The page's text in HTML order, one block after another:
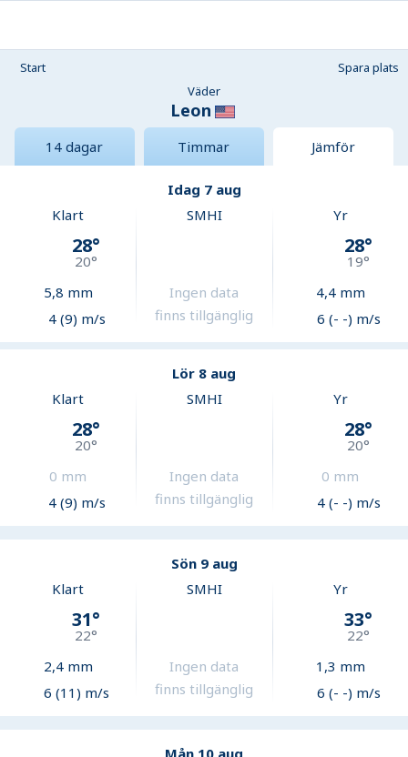
Start
Spara plats
Väder
Leon
14 dagar Timmar Jämför
Idag 7 aug
Klart
28°
20°
5,8 mm
4 (9) m/s
SMHI
Ingen data
finns tillgänglig
Yr
28°
19°
4,4mm
6 (- -) m/s
Lör 8 aug
Klart
28°
20°
0 mm
4 (9) m/s
SMHI
Ingen data
finns tillgänglig
Yr
28°
20°
0 mm
4 (- -) m/s
Sön 9 aug
Klart
31°
22°
2,4mm
6 (11) m/s
SMHI
Ingen data
finns tillgänglig
Yr
33°
22°
1,3 mm
6 (- -) m/s